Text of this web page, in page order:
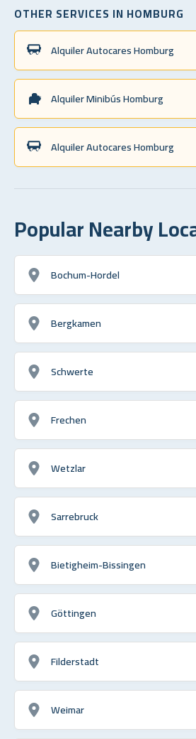
OTHER SERVICES IN HOMBURG
Alquiler Autocares Homburg
Alquiler Minibús Homburg
Alquiler Autocares Homburg
Popular Nearby
Bochum-Hordel
Bergkamen
Schwerte
Frechen
Wetzlar
Sarrebruck
Bietigheim-Bissingen
Göttingen
Filderstadt
Weimar